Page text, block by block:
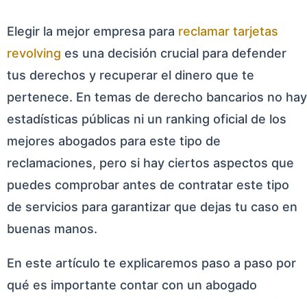
Elegir la mejor empresa para reclamar tarjetas
revolving es una decisión crucial para defender
tus derechos y recuperar el dinero que te
pertenece. En temas de derecho bancarios no hay
estadísticas públicas ni un ranking oficial de los
mejores abogados para este tipo de
reclamaciones, pero si hay ciertos aspectos que
puedes comprobar antes de contratar este tipo
de servicios para garantizar que dejas tu caso en
buenas manos.
En este artículo te explicaremos paso a paso por
qué es importante contar con un abogado